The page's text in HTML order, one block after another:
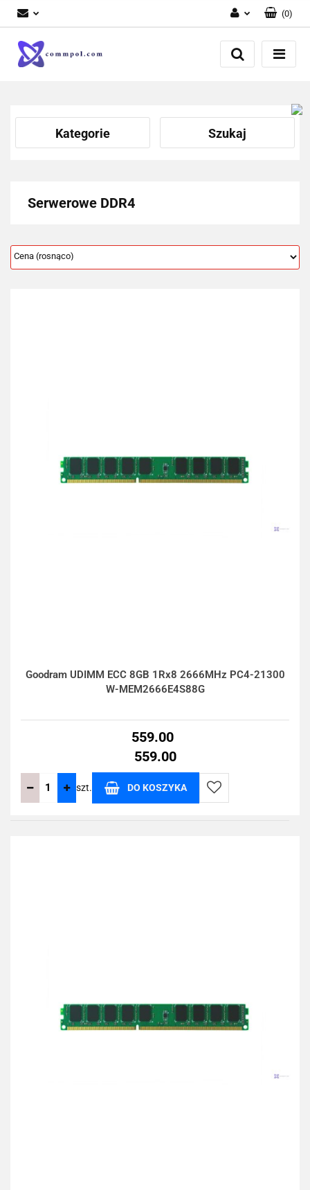
Zaloguj się
Zarejestruj się
(0)
Kategorie Szukaj
Serwerowe DDR4
Goodram UDIMM ECC 8GB 1Rx8 2666MHz PC4-21300
W-MEM2666E4S88G
559.00
559.00
szt. DO KOSZYKA
Do